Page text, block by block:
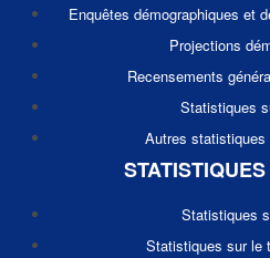
Enquêtes démographiques et
Projections
Recensements
Statistiques
Autres statistiques
Statistiques
Statistiques sur le